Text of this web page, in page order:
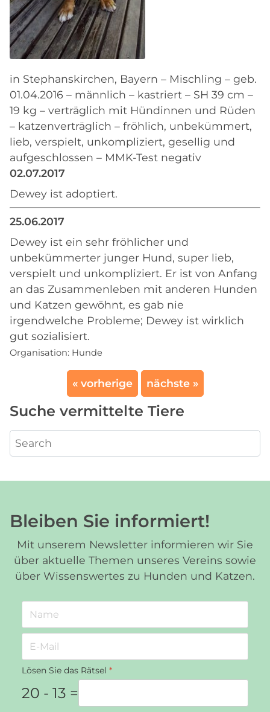
in Stephanskirchen, Bayern – Mischling – geb.
01.04.2016 – männlich – kastriert – SH 39 cm –
19 kg – verträglich mit Hündinnen und Rüden
– katzenverträglich – fröhlich, unbekümmert,
lieb, verspielt, unkompliziert, gesellig und
aufgeschlossen – MMK-Test negativ
02.07.2017
Dewey ist adoptiert.
25.06.2017
Dewey ist ein sehr fröhlicher und
unbekümmerter junger Hund, super lieb,
verspielt und unkompliziert. Er ist von Anfang
an das Zusammenleben mit anderen Hunden
und Katzen gewöhnt, es gab nie
irgendwelche Probleme; Dewey ist wirklich
gut sozialisiert.
Organisation: Hunde
« vorherige nächste »
Suche vermittelte Tiere
Bleiben Sie informiert!
Mit unserem Newsletter informieren wir Sie
über aktuelle Themen unseres Vereins sowie
über Wissenswertes zu Hunden und Katzen.
Lösen Sie das Rätsel *
20 - 13 =